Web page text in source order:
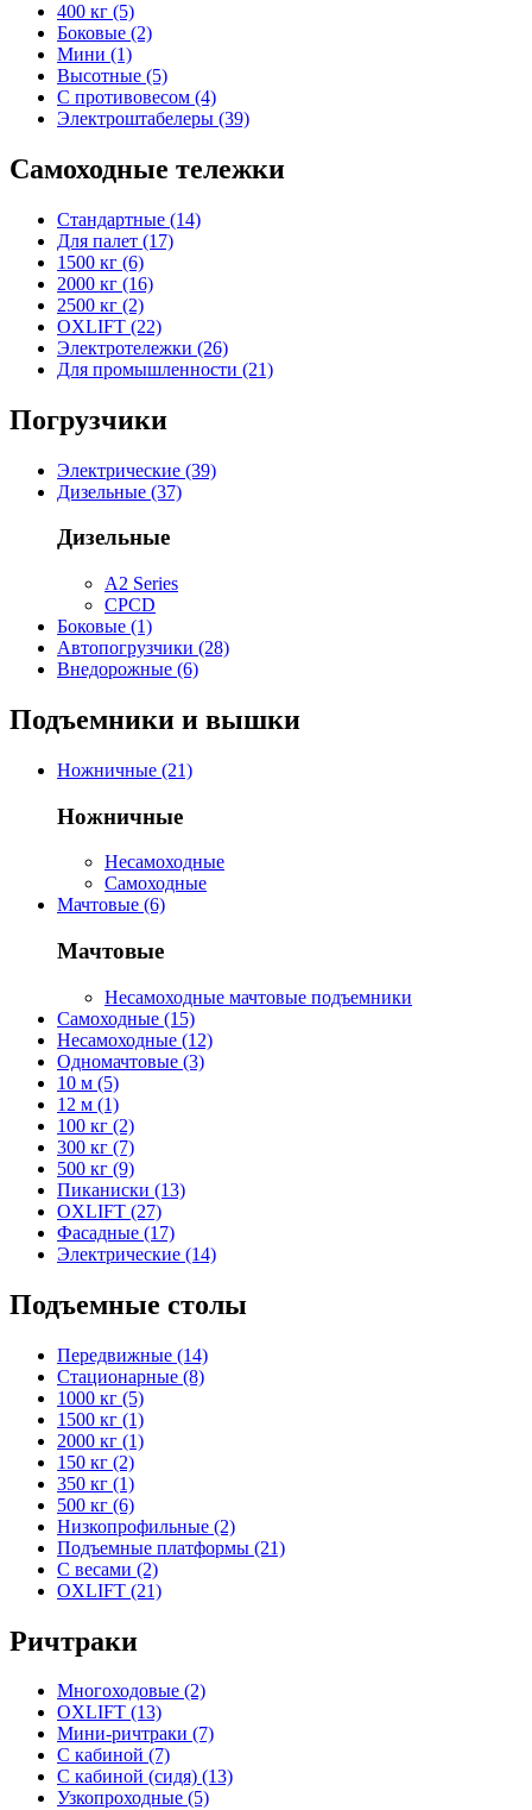
400 кг (5)
Боковые (2)
Мини (1)
Высотные (5)
С противовесом (4)
Электроштабелеры (39)
Самоходные тележки
Стандартные (14)
Для палет (17)
1500 кг (6)
2000 кг (16)
2500 кг (2)
OXLIFT (22)
Электротележки (26)
Для промышленности (21)
Погрузчики
Электрические (39)
Дизельные (37)
Дизельные
A2 Series
CPCD
Боковые (1)
Автопогрузчики (28)
Внедорожные (6)
Подъемники и вышки
Ножничные (21)
Ножничные
Несамоходные
Самоходные
Мачтовые (6)
Мачтовые
Несамоходные мачтовые подъемники
Самоходные (15)
Несамоходные (12)
Одномачтовые (3)
10 м (5)
12 м (1)
100 кг (2)
300 кг (7)
500 кг (9)
Пиканиски (13)
OXLIFT (27)
Фасадные (17)
Электрические (14)
Подъемные столы
Передвижные (14)
Стационарные (8)
1000 кг (5)
1500 кг (1)
2000 кг (1)
150 кг (2)
350 кг (1)
500 кг (6)
Низкопрофильные (2)
Подъемные платформы (21)
С весами (2)
OXLIFT (21)
Ричтраки
Многоходовые (2)
OXLIFT (13)
Мини-ричтраки (7)
С кабиной (7)
С кабиной (сидя) (13)
Узкопроходные (5)